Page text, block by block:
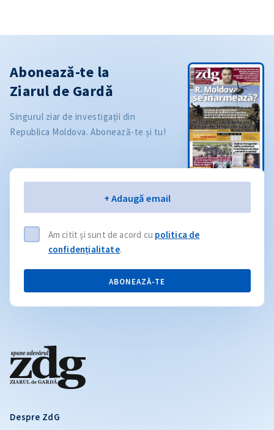
Despre ZdG
Abonează-te la
Ziarul de Gardă
Singurul ziar de investigații din
Republica Moldova. Abonează-te și tu!
+ Adaugă email
Am citit și sunt de acord cu politica de
confidențialitate.
ABONEAZĂ-TE